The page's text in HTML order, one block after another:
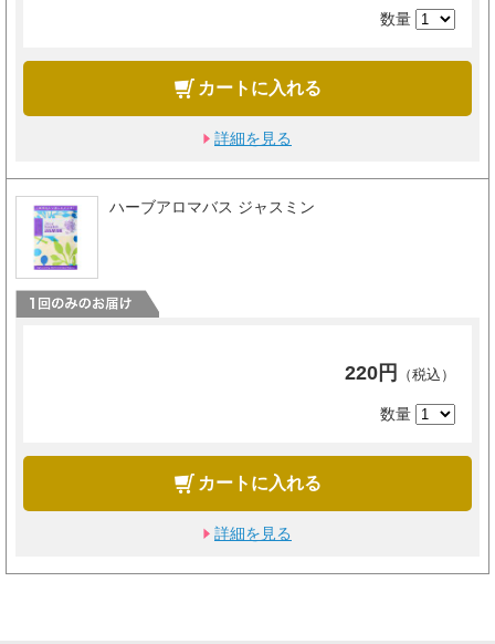
数量
カートに入れる
詳細を見る
ハーブアロマバス ジャスミン
220円 （税込）
数量
カートに入れる
詳細を見る